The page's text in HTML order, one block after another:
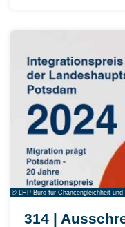
© LHP Büro für Chancengleichheit
314 |